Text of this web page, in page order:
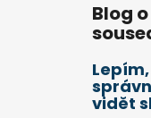
Blog
vidět